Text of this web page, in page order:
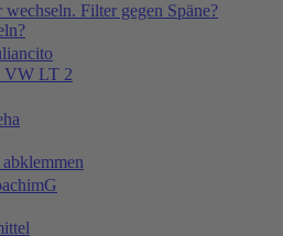
Filter gegen Späne?
VW LT 2